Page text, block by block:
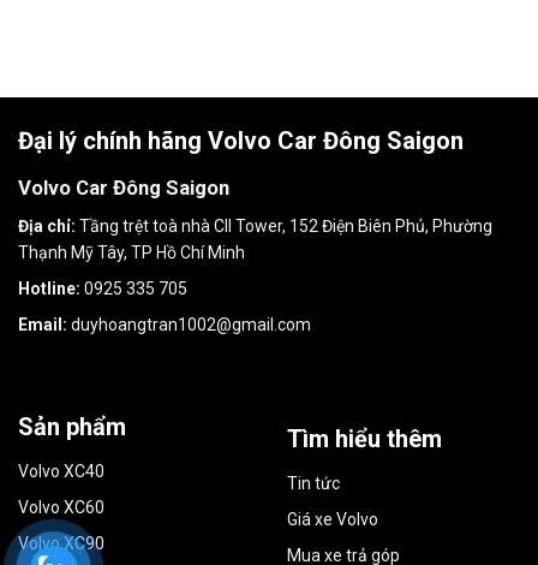
Đại lý chính hãng Volvo Car Đông Saigon
Volvo Car Đông Saigon
Địa chỉ: Tầng trệt toà nhà CII Tower, 152 Điện Biên Phủ, Phường
Thạnh Mỹ Tây, TP Hồ Chí Minh
Hotline: 0925 335 705
Email: duyhoangtran1002@gmail.com
Sản phẩm
Volvo XC40
Volvo XC60
Volvo XC90
Tìm hiểu thêm
Tin tức
Giá xe Volvo
Mua xe trả góp